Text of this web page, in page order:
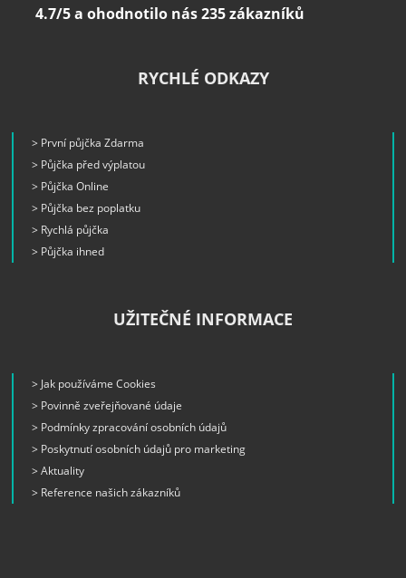
4.7/5 a ohodnotilo nás 235 zákazníků
RYCHLÉ ODKAZY
> První půjčka Zdarma
> Půjčka před výplatou
> Půjčka Online
> Půjčka bez poplatku
> Rychlá půjčka
> Půjčka ihned
UŽITEČNÉ INFORMACE
> Jak používáme Cookies
> Povinně zveřejňované údaje
> Podmínky zpracování osobních údajů
> Poskytnutí osobních údajů pro marketing
> Aktuality
> Reference našich zákazníků